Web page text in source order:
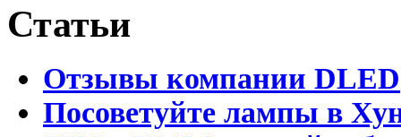
Статьи
Отзывы компании DLED
Посоветуйте лампы в